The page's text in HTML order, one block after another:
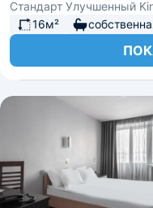
Стандарт Улучшенный
16м²